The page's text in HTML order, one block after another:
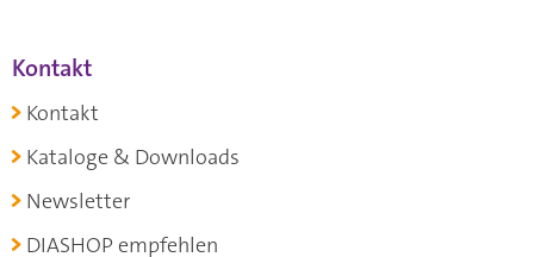
Kontakt
Kontakt
Kataloge & Downloads
Newsletter
DIASHOP empfehlen